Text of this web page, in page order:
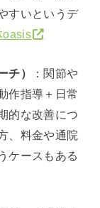
すいというデ
oasis
チ）
：関節や
作指導＋日常
的な改善につ
、料金や通院
ケースもある